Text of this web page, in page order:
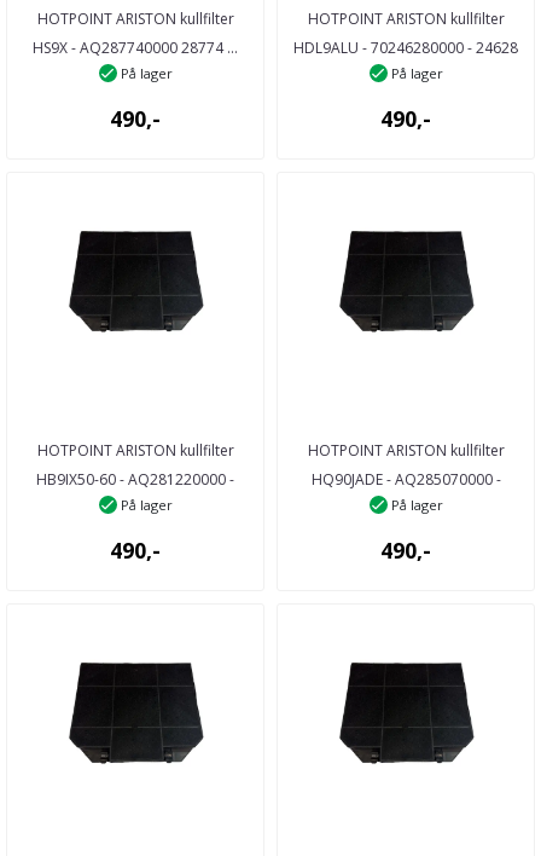
HOTPOINT ARISTON kullfilter
HS9X - AQ287740000 28774 ...
På lager
490,-
HOTPOINT ARISTON kullfilter
HDL9ALU - 70246280000 - 24628
...
På lager
490,-
HOTPOINT ARISTON kullfilter
HB9IX50-60 - AQ281220000 -
28122 ...
På lager
490,-
HOTPOINT ARISTON kullfilter
HQ90JADE - AQ285070000 -
28507 ...
På lager
490,-